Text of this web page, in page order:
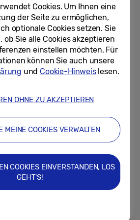
Samsung
27/03/2024
International Women‘s Day:
Female Leaders von Samsung
Schweiz im Gespräch
Schweizer Schulklassen auf der
Tomorrow»
Corporate and Brand
Communications bei Samsung...
Cookies. Um Ihnen eine
der Seite zu ermöglichen,
optionale Cookies setzen. Sie
ob Sie alle Cookies akzeptieren
einstellen möchten. Für
können Sie auch unsere
und Cookie-Hinweislesen.
OHNE ZU AKZEPTIEREN
MEINE COOKIES VERWALTEN
COOKIES EINVERSTANDEN, LOS
GEHT'S!